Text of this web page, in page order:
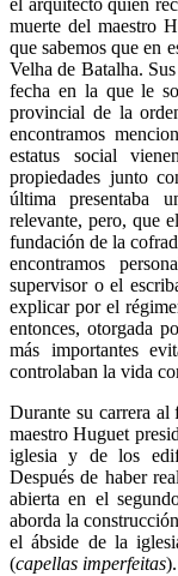
el arquitecto quien
muerte del maestro
que sabemos que en
Velha de Batalha.
fecha en la que le
provincial de la
encontramos
estatus social
propiedades junto
última presentaba
relevante, pero, que
fundación de la
encontramos
supervisor o el
explicar por el
entonces, otorgada
más importantes
controlaban la vida
Durante su carrera
maestro Huguet
iglesia y de los
Después de haber
abierta en el
aborda la
el ábside de la
(capellas imperfeitas).